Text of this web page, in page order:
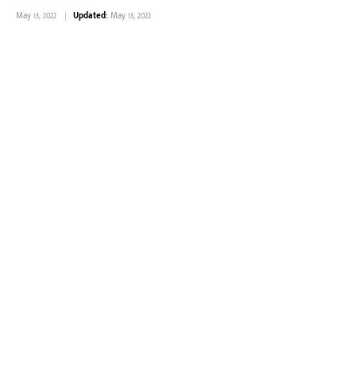
May 13, 2022 Updated: May 13, 2022